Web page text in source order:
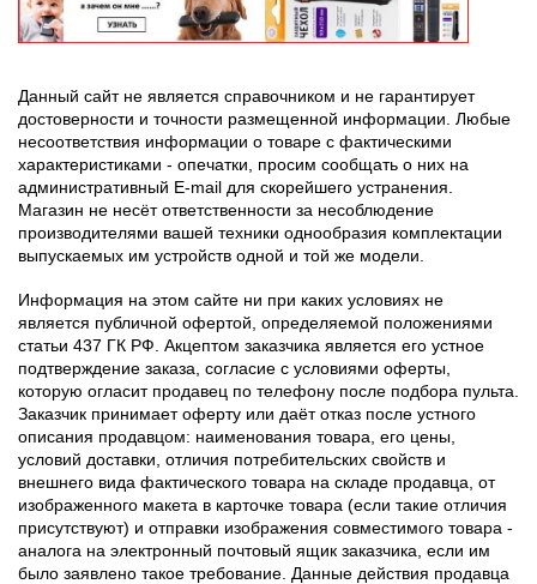
Данный сайт не является справочником и не гарантирует
достоверности и точности размещенной информации. Любые
несоответствия информации о товаре с фактическими
характеристиками - опечатки, просим сообщать о них на
административный E-mail для скорейшего устранения.
Магазин не несёт ответственности за несоблюдение
производителями вашей техники однообразия комплектации
выпускаемых им устройств одной и той же модели.
Информация на этом сайте ни при каких условиях не
является публичной офертой, определяемой положениями
статьи 437 ГК РФ. Акцептом заказчика является его устное
подтверждение заказа, согласие с условиями оферты,
которую огласит продавец по телефону после подбора пульта.
Заказчик принимает оферту или даёт отказ после устного
описания продавцом: наименования товара, его цены,
условий доставки, отличия потребительских свойств и
внешнего вида фактического товара на складе продавца, от
изображенного макета в карточке товара (если такие отличия
присутствуют) и отправки изображения совместимого товара -
аналога на электронный почтовый ящик заказчика, если им
было заявлено такое требование. Данные действия продавца